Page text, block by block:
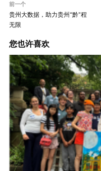
前一个
贵州大数据，助力贵州“黔”程
无限
您也许喜欢